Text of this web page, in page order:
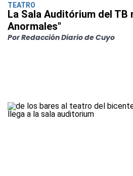
TEATRO
La Sala Auditórium del TB
Anormales"
Por Redacción Diario de Cuyo